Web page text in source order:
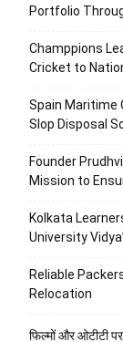
Portfolio
Champpions
Cricket to
Spain Maritime
Slop Disposal
Founder
Mission to
Kolkata
University
Reliable
Relocation
फिल्मों और ओटीटी